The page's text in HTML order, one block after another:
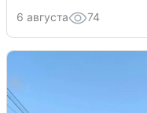
6 августа 74